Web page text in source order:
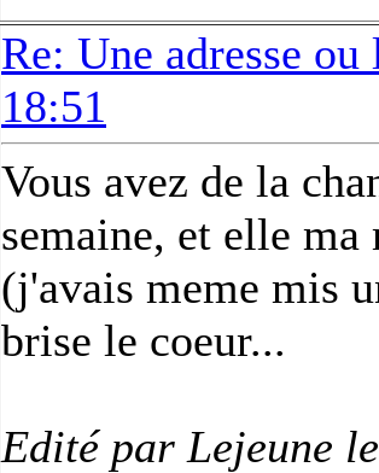
Re: Une adresse
18:51
Vous avez de la
semaine, et elle ma
(j'avais meme mis
brise le coeur...
Edité par Lejeune